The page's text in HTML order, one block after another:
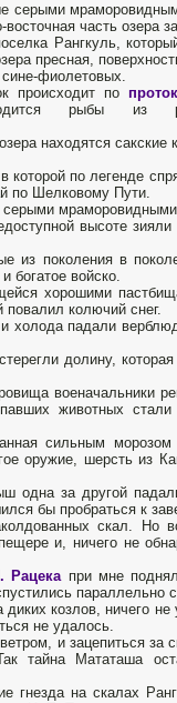
серыми
часть озера
Рангкуль,
пресная,
фиолетовых.
происходит по
рыбы из
находятся сакские
по легенде
по Шелковому Пути.
мраморовидными
высоте
из поколения в
богатое войско.
хорошими
повалил колючий снег.
холода падали
долину, которая
военачальники
животных стали
сильным
оружие, шерсть из
одна за другой
бы пробраться к
скал. Но
и, ничего не
Рацекапри мне
параллельно
козлов, ничего
не удалось.
и зацепиться за
тайна Мататаша
гнезда на скалах